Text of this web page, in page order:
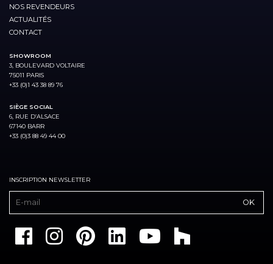
NOS REVENDEURS
ACTUALITÉS
CONTACT
SHOWROOM
3, BOULEVARD VOLTAIRE
75011 PARIS
+33 (0)1 43 38 89 76
SIÈGE SOCIAL
6, RUE D’ALSACE
67140 BARR
+33 (0)3 88 49 44 00
INSCRIPTION NEWSLETTER